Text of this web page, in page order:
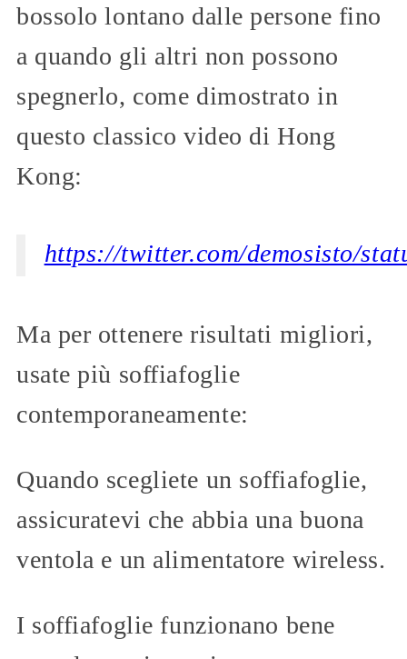
bossolo lontano dalle persone fino
a quando gli altri non possono
spegnerlo, come dimostrato in
questo classico video di Hong
Kong:
https://twitter.com/demosisto/
Ma per ottenere risultati migliori,
usate più soffiafoglie
contemporaneamente:
Quando scegliete un soffiafoglie,
assicuratevi che abbia una buona
ventola e un alimentatore wireless.
I soffiafoglie funzionano bene